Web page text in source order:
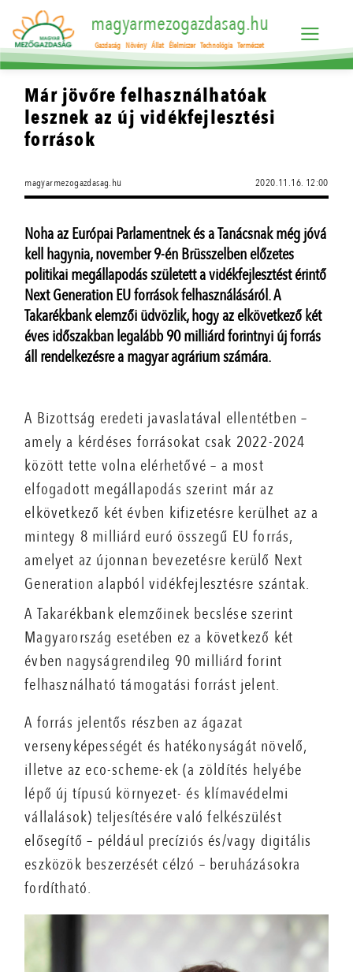
magyarmezogazdasag.hu
Gazdaság Növény Állat Élelmiszer Technológia Természet
Már jövőre felhasználhatóak
lesznek az új vidékfejlesztési
források
magyarmezogazdasag.hu 2020.11.16. 12:00
Noha az Európai Parlamentnek és a Tanácsnak még jóvá
kell hagynia, november 9-én Brüsszelben előzetes
politikai megállapodás született a vidékfejlesztést érintő
Next Generation EU források felhasználásáról. A
Takarékbank elemzői üdvözlik, hogy az elkövetkező két
éves időszakban legalább 90 milliárd forintnyi új forrás
áll rendelkezésre a magyar agrárium számára.
A Bizottság eredeti javaslatával ellentétben –
amely a kérdéses forrásokat csak 2022-2024
között tette volna elérhetővé – a most
elfogadott megállapodás szerint már az
elkövetkező két évben kifizetésre kerülhet az a
mintegy 8 milliárd euró összegű EU forrás,
amelyet az újonnan bevezetésre kerülő Next
Generation alapból vidékfejlesztésre szántak.
A Takarékbank elemzőinek becslése szerint
Magyarország esetében ez a következő két
évben nagyságrendileg 90 milliárd forint
felhasználható támogatási forrást jelent.
A forrás jelentős részben az ágazat
versenyképességét és hatékonyságát növelő,
illetve az eco-scheme-ek (a zöldítés helyébe
lépő új típusú környezet- és klímavédelmi
vállalások) teljesítésére való felkészülést
elősegítő – például precíziós és/vagy digitális
eszközök beszerzését célzó – beruházásokra
fordítható.